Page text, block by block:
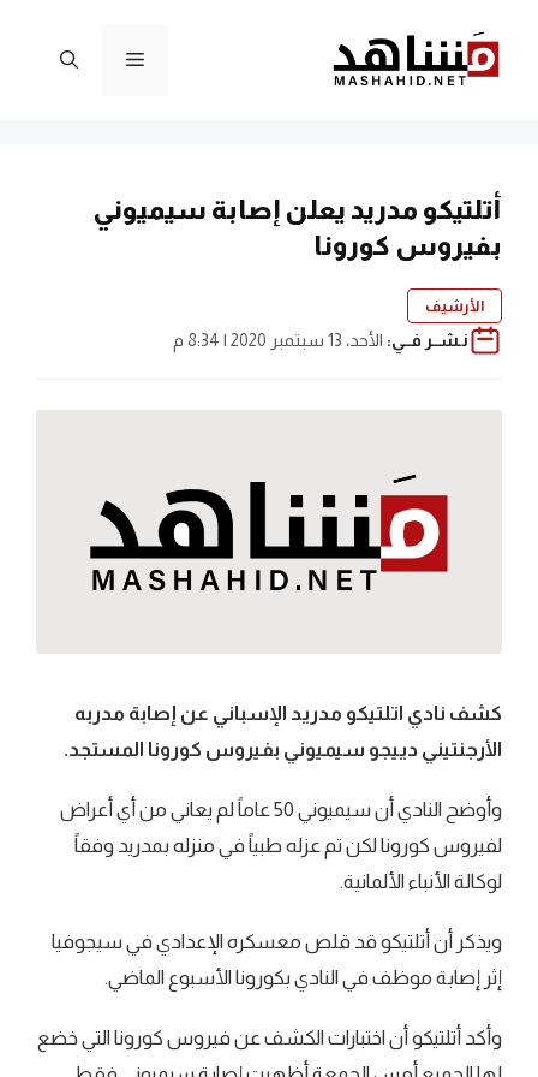
المحتوى
القائمة
أتلتيكو مدريد يعلن إصابة سيميوني
بفيروس كورونا
الأرشيف
نـشــر فــي: الأحد، 13 سبتمبر 2020 | 8:34 م
كشف نادي اتلتيكو مدريد الإسباني عن إصابة مدربه
الأرجنتيني دييجو سيميوني بفيروس كورونا المستجد.
وأوضح النادي أن سيميوني 50 عاماً لم يعاني من أي أعراض
لفيروس كورونا لكن تم عزله طبياً في منزله بمدريد وفقاً
لوكالة الأنباء الألمانية.
ويذكر أن أتلتيكو قد قلص معسكره الإعدادي في سيجوفيا
إثر إصابة موظف في النادي بكورونا الأسبوع الماضي.
وأكد أتلتيكو أن اختبارات الكشف عن فيروس كورونا التي خضع